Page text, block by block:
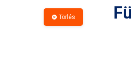
Törlés